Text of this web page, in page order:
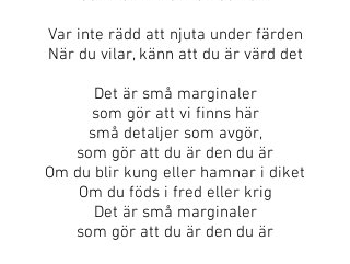
Var inte rädd att njuta under färden
När du vilar, känn att du är värd det
Det är små marginaler
som gör att vi finns här
små detaljer som avgör,
som gör att du är den du är
Om du blir kung eller hamnar i diket
Om du föds i fred eller krig
Det är små marginaler
som gör att du är den du är